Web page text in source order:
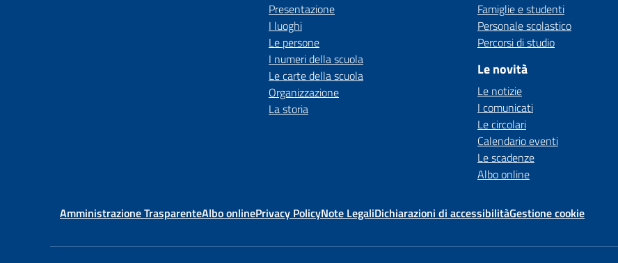
Presentazione
I luoghi
Le persone
I numeri della scuola
Le carte della scuola
Organizzazione
La storia
Famiglie e studenti
Personale scolastico
Percorsi di studio
Le novità
Le notizie
I comunicati
Le circolari
Calendario eventi
Le scadenze
Albo online
Amministrazione TrasparenteAlbo onlinePrivacy PolicyNote LegaliDichiarazioni di accessibilitàGestione cookie